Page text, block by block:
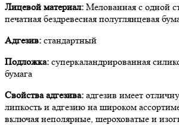
Лицевой материал: Мелованная с одной
печатная бездревесная полуглянцевая
Адгезив: стандартный
Подложка: суперкаландрированная
бумага
Свойства адгезива: адгезив имеет
липкость и адгезию на широком
включая неполярные, шероховатые и